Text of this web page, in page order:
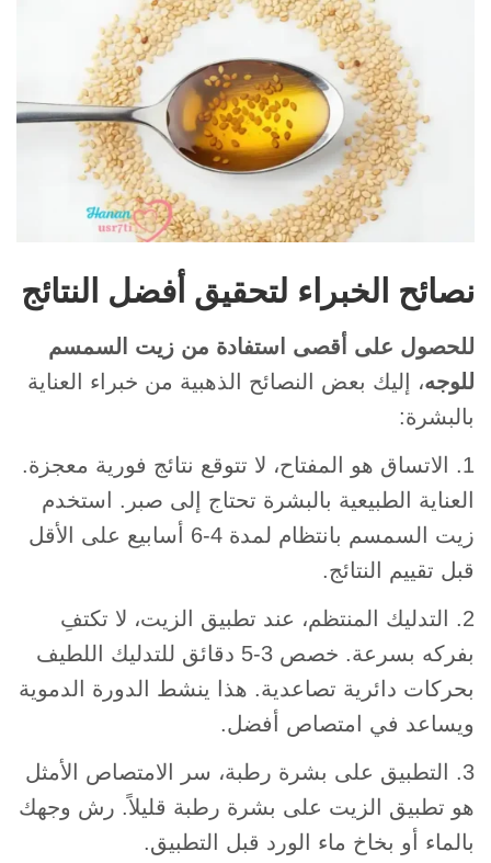
نصائح الخبراء لتحقيق أفضل النتائج
للحصول على أقصى استفادة من زيت السمسم
للوجه، إليك بعض النصائح الذهبية من خبراء العناية
بالبشرة:
1. الاتساق هو المفتاح، لا تتوقع نتائج فورية معجزة.
العناية الطبيعية بالبشرة تحتاج إلى صبر. استخدم
زيت السمسم بانتظام لمدة 4-6 أسابيع على الأقل
قبل تقييم النتائج.
2. التدليك المنتظم، عند تطبيق الزيت، لا تكتفِ
بفركه بسرعة. خصص 3-5 دقائق للتدليك اللطيف
بحركات دائرية تصاعدية. هذا ينشط الدورة الدموية
ويساعد في امتصاص أفضل.
3. التطبيق على بشرة رطبة، سر الامتصاص الأمثل
هو تطبيق الزيت على بشرة رطبة قليلاً. رش وجهك
بالماء أو بخاخ ماء الورد قبل التطبيق.